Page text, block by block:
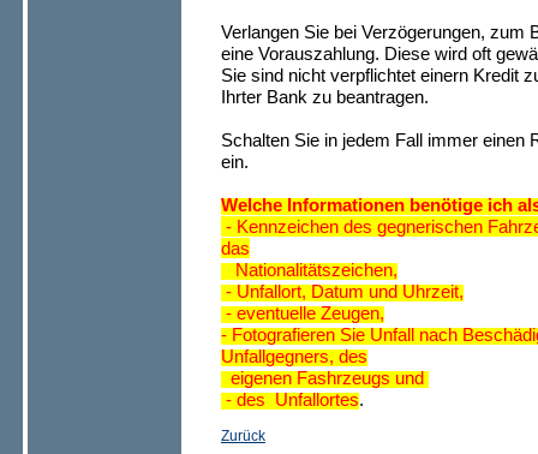
Verlangen Sie bei Verzögerungen, zum
eine Vorauszahlung. Diese wird oft
Sie sind nicht verpflichtet einern Kredit
Ihrter Bank zu beantragen.
Schalten Sie in jedem Fall immer einen
ein.
Welche Informationen benötige ich
- Kennzeichen des gegnerischen
das
Nationalitätszeichen,
- Unfallort, Datum und Uhrzeit,
- eventuelle Zeugen,
- Fotografieren Sie Unfall nach
Unfallgegners, des
eigenen Fashrzeugs und
-desUnfallortes.
Zurück